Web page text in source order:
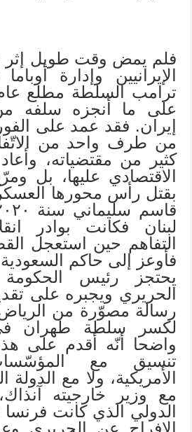
فلم يمض وقت طويل إثر
الإيرانيين وإدارة
على ما أنجزه سلفه
إيران. فقد عمد على
من طرف واحد من
كثير من مقتضياته،
الاقتصادي عليها، بل
بقتل رأس محورها
لبنان فكانت بوادر
التفاهم حين استعجل
فأوعز إلى حاكم
يحتجز رئيس الحكومة
الحريري ويجبره على
رسالة مصوّرة من
لكسر سلطة طهران
واضحا أنّه أقدم على
تنسيق مع
الأمريكية، ولا مع الدولة
مع وزير خارجيته
الدولي الذي كانت
الإفراج عن الحريري